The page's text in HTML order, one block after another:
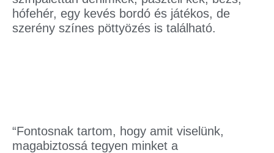
hófehér, egy kevés bordó és játékos, de
szerény színes pöttyözés is található.
“Fontosnak tartom, hogy amit viselünk,
magabiztossá tegyen minket a